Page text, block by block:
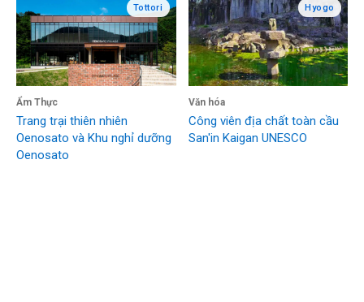
Tottori
Ẩm Thực
Trang trại thiên nhiên
Oenosato và Khu nghỉ dưỡng
Oenosato
Hyogo
Văn hóa
Công viên địa chất toàn cầu
San'in Kaigan UNESCO